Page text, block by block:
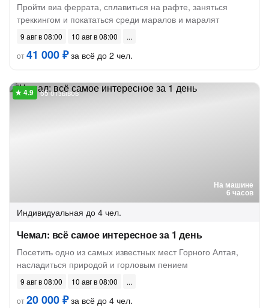
Пройти виа феррата, сплавиться на рафте, заняться
треккингом и покататься среди маралов и маралят
9 авг в 08:00
10 авг в 08:00
от41 000 ₽за всё до 2 чел.
На машине
6 часов
65 отзывов
Индивидуальная до 4 чел.
Чемал: всё самое интересное за 1 день
Посетить одно из самых известных мест Горного Алтая,
насладиться природой и горловым пением
9 авг в 08:00
10 авг в 08:00
от20 000 ₽за всё до 4 чел.